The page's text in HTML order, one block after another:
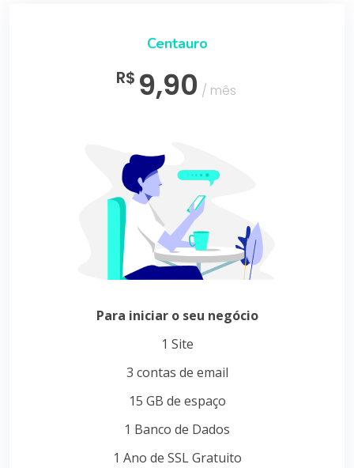
Centauro
R$ 9,90 / mês
Para iniciar o seu negócio
1 Site
3 contas de email
15 GB de espaço
1 Banco de Dados
1 Ano de SSL Gratuito